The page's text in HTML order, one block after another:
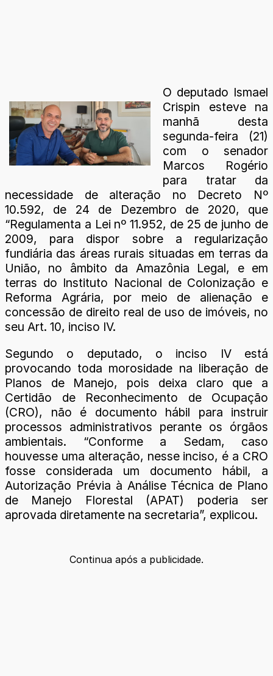
O deputado Ismael
Crispin esteve na
manhã desta
segunda-feira (21)
com o senador
Marcos Rogério
para tratar da
necessidade de alteração no Decreto Nº
10.592, de 24 de Dezembro de 2020, que
“Regulamenta a Lei nº 11.952, de 25 de junho de
2009, para dispor sobre a regularização
fundiária das áreas rurais situadas em terras da
União, no âmbito da Amazônia Legal, e em
terras do Instituto Nacional de Colonização e
Reforma Agrária, por meio de alienação e
concessão de direito real de uso de imóveis, no
seu Art. 10, inciso IV.
Segundo o deputado, o inciso IV está
provocando toda morosidade na liberação de
Planos de Manejo, pois deixa claro que a
Certidão de Reconhecimento de Ocupação
(CRO), não é documento hábil para instruir
processos administrativos perante os órgãos
ambientais. “Conforme a Sedam, caso
houvesse uma alteração, nesse inciso, é a CRO
fosse considerada um documento hábil, a
Autorização Prévia à Análise Técnica de Plano
de Manejo Florestal (APAT) poderia ser
aprovada diretamente na secretaria”, explicou.
Continua após a publicidade.